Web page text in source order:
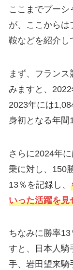
ここまでプーシ
が、ここからは
鞍などを紹介し
まず、フラン
みますと、
2023年には
身初となる年間
さらに2024年
乗に対し、150
13％を記録し、
いった活躍を見
ちなみに勝率
すと、日本人騎
手、岩田望来騎